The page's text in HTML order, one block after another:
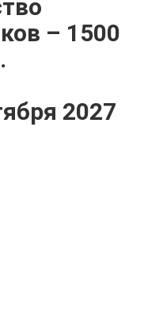
– 1500
2027